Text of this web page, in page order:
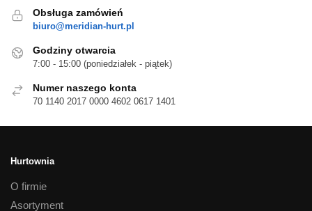
Obsługa zamówień
biuro@meridian-hurt.pl
Godziny otwarcia
7:00 - 15:00 (poniedziałek - piątek)
Numer naszego konta
70 1140 2017 0000 4602 0617 1401
Hurtownia
O firmie
Asortyment